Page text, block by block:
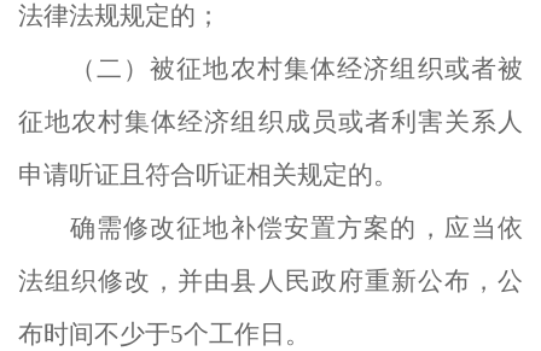
法律法规规定的；
（二）被征地农村集体经济组织或者被
征地农村集体经济组织成员或者利害关系人
申请听证且符合听证相关规定的。
确需修改征地补偿安置方案的，应当依
法组织修改，并由县人民政府重新公布，公
布时间不少于5个工作日。